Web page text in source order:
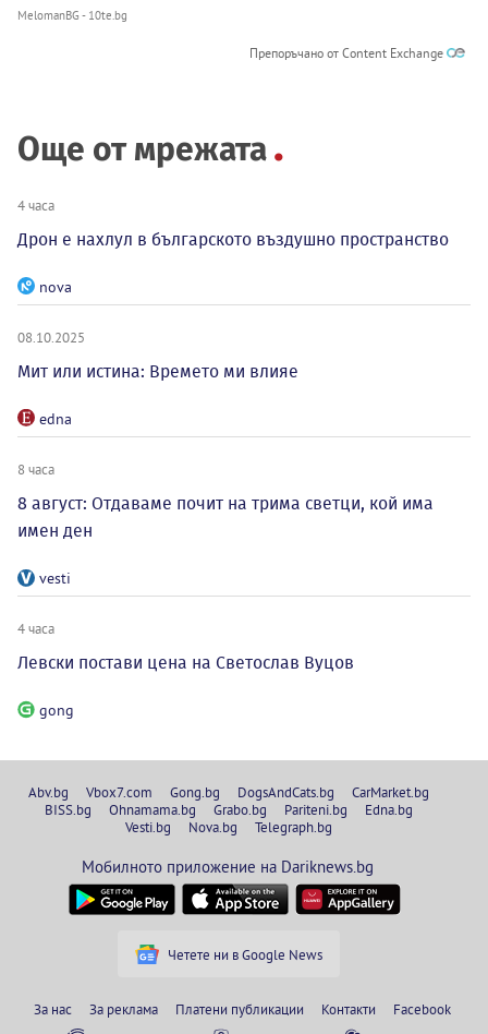
MelomanBG - 10te.bg
Препоръчано от Content Exchange
Още от мрежата
4 часа
Дрон е нахлул в българското въздушно пространство
nova
08.10.2025
Мит или истина: Времето ми влияе
edna
8 часа
8 август: Отдаваме почит на трима светци, кой има
имен ден
vesti
4 часа
Левски постави цена на Светослав Вуцов
gong
Abv.bg Vbox7.com Gong.bg DogsAndCats.bg
CarMarket.bg
BISS.bg
Ohnamama.bg Grabo.bg Pariteni.bg
Edna.bg
Vesti.bg
Nova.bg Telegraph.bg
Мобилното приложение на Dariknews.bg
Четете ни в Google News
За нас За реклама Платени публикации Контакти
Facebook